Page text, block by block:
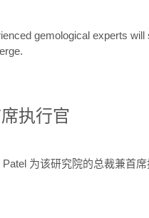
gemological experts will
席执行官
为该研究院的总裁兼首席